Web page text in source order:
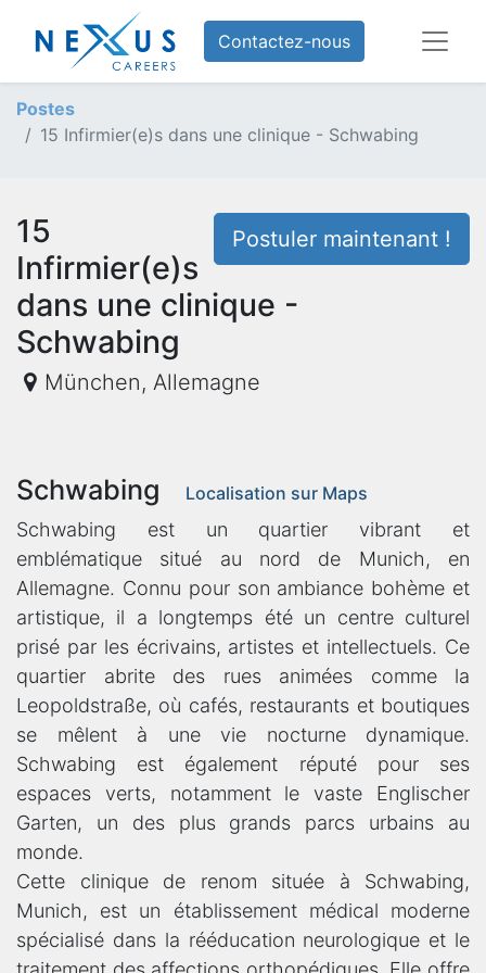
Contactez-nous
Postes
15 Infirmier(e)s dans une clinique - Schwabing
Postuler maintenant !
15
Infirmier(e)s
dans une clinique -
Schwabing
München, Allemagne
Schwabing Localisation sur Maps
Schwabing est un quartier vibrant et
emblématique situé au nord de Munich, en
Allemagne. Connu pour son ambiance bohème et
artistique, il a longtemps été un centre culturel
prisé par les écrivains, artistes et intellectuels. Ce
quartier abrite des rues animées comme la
Leopoldstraße, où cafés, restaurants et boutiques
se mêlent à une vie nocturne dynamique.
Schwabing est également réputé pour ses
espaces verts, notamment le vaste Englischer
Garten, un des plus grands parcs urbains au
monde.
Cette clinique de renom située à Schwabing,
Munich, est un établissement médical moderne
spécialisé dans la rééducation neurologique et le